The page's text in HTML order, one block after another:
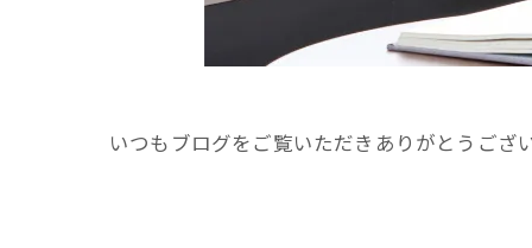
いつもブログをご覧いただきありがとうござ